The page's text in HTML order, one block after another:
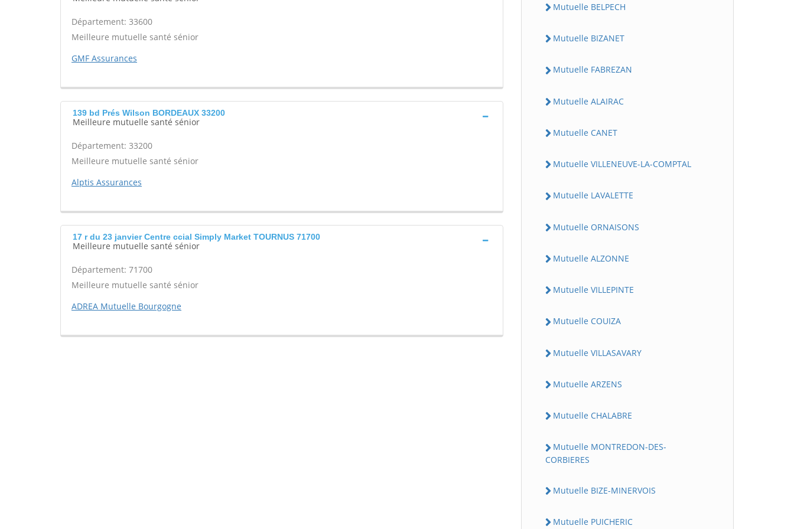
Département: 33600
Meilleure mutuelle santé sénior
GMF Assurances
139 bd Prés Wilson BORDEAUX 33200
Meilleure mutuelle santé sénior
Département: 33200
Meilleure mutuelle santé sénior
Alptis Assurances
17 r du 23 janvier Centre ccial Simply Market TOURNUS 71700
Meilleure mutuelle santé sénior
Département: 71700
Meilleure mutuelle santé sénior
ADREA Mutuelle Bourgogne
Mutuelle BELPECH
Mutuelle BIZANET
Mutuelle FABREZAN
Mutuelle ALAIRAC
Mutuelle CANET
Mutuelle VILLENEUVE-LA-COMPTAL
Mutuelle LAVALETTE
Mutuelle ORNAISONS
Mutuelle ALZONNE
Mutuelle VILLEPINTE
Mutuelle COUIZA
Mutuelle VILLASAVARY
Mutuelle ARZENS
Mutuelle CHALABRE
Mutuelle MONTREDON-DES-
CORBIERES
Mutuelle BIZE-MINERVOIS
Mutuelle PUICHERIC